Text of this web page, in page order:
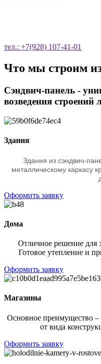
тел.: +7(928) 107-41-01
Что мы строим
Сэндвич-панель -
возведения
Здания
Здания из сэндвич-
металлическому каркасу
Оформить заявку
Дома
Отличное решение для
Готовое утепление и
Оформить заявку
Магазины
Основное преимущество –
от вида
Оформить заявку